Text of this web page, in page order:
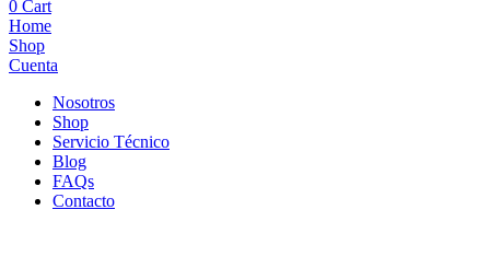
0 Cart
Home
Shop
Cuenta
Nosotros
Shop
Servicio Técnico
Blog
FAQs
Contacto